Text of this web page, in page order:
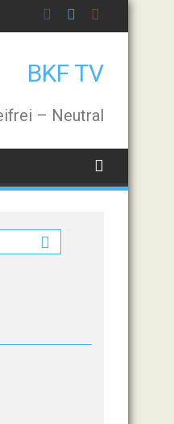
BKF TV
– Neutral